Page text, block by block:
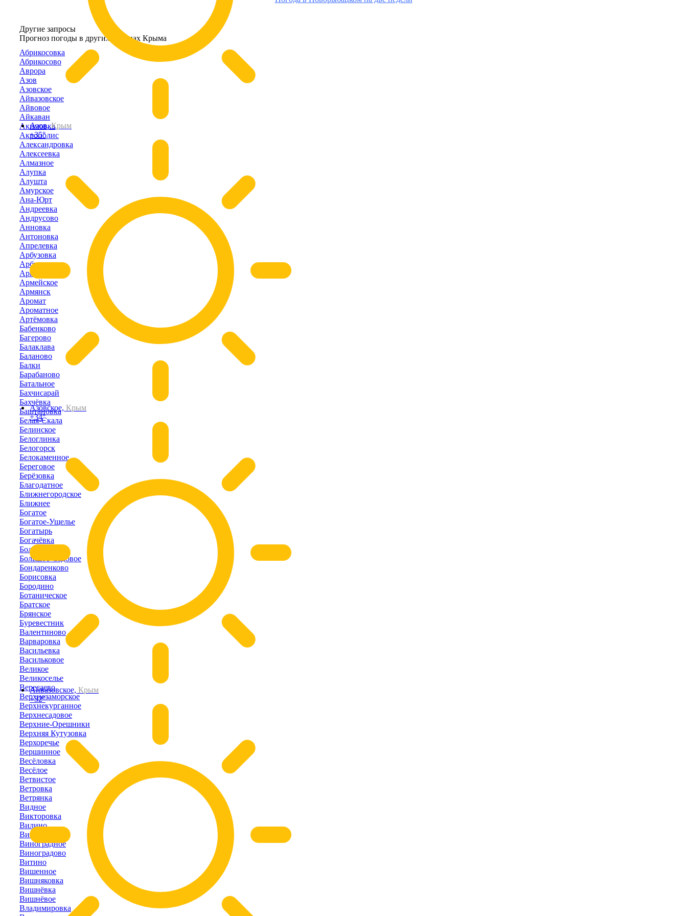
Азов,Крым
+35°
Азовское, Крым
+34°
Айвазовское, Крым
+32°
Другие запросы
Прогноз погоды в других районах Крыма
Абрикосовка
Абрикосово
Аврора
Азов
Азовское
Айвазовское
Айвовое
Айкаван
Акимовка
Акрополис
Александровка
Алексеевка
Алмазное
Алупка
Алушта
Амурское
Ана-Юрт
Андреевка
Андрусово
Анновка
Антоновка
Апрелевка
Арбузовка
Арбузово
Аркадьевка
Армейское
Армянск
Аромат
Ароматное
Артёмовка
Бабенково
Багерово
Балаклава
Баланово
Балки
Барабаново
Батальное
Бахчисарай
Бахчёвка
Баштановка
Белая-Скала
Белинское
Белоглинка
Белогорск
Белокаменное
Береговое
Берёзовка
Благодатное
Ближнегородское
Ближнее
Богатое
Богатое-Ущелье
Богатырь
Богачёвка
Болотное
Большое-Садовое
Бондаренково
Борисовка
Бородино
Ботаническое
Братское
Брянское
Буревестник
Валентиново
Варваровка
Васильевка
Васильковое
Великое
Великоселье
Вересаево
Верхнезаморское
Верхнекурганное
Верхнесадовое
Верхние-Орешники
Верхняя Кутузовка
Верхоречье
Вершинное
Весёловка
Весёлое
Ветвистое
Ветровка
Ветрянка
Видное
Викторовка
Вилино
Винницкое
Виноградное
Виноградово
Витино
Вишенное
Вишняковка
Вишнёвка
Вишнёвое
Владимировка